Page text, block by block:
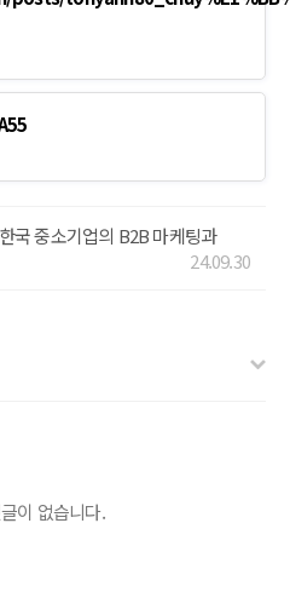
국 중소기업의 B2B 마케팅과
24.09.30
이 없습니다.